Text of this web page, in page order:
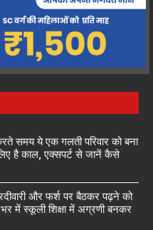
ये एक गलती परिवार को बना
है काल, एक्सपर्ट से जानें कैसे
और फर्श पर बैठकर पढ़ने को
में स्कूली शिक्षा में अग्रणी बनकर